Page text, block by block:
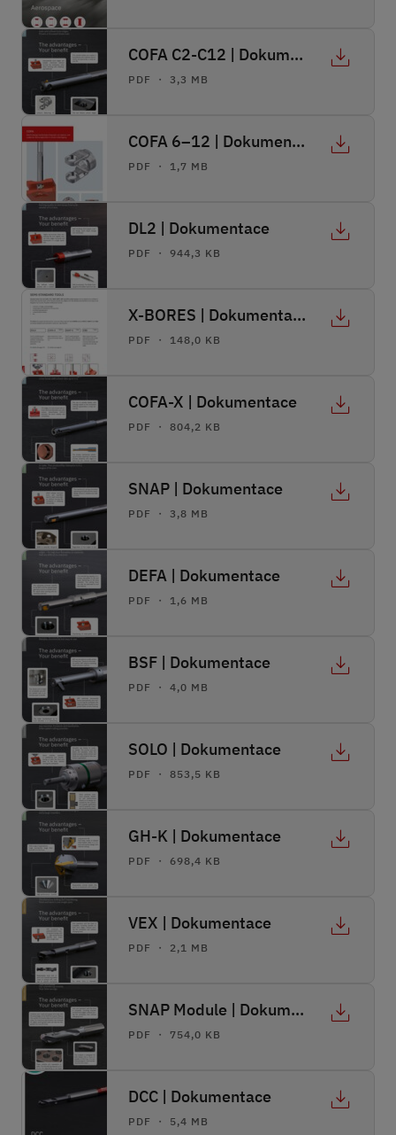
COFA C2-C12 | Dokumentace
PDF ・ 3,3 MB
COFA 6–12 | Dokumentace
PDF ・ 1,7 MB
DL2 | Dokumentace
PDF ・ 944,3 KB
X-BORES | Dokumentace
PDF ・ 148,0 KB
COFA-X | Dokumentace
PDF ・ 804,2 KB
SNAP | Dokumentace
PDF ・ 3,8 MB
DEFA | Dokumentace
PDF ・ 1,6 MB
BSF | Dokumentace
PDF ・ 4,0 MB
SOLO | Dokumentace
PDF ・ 853,5 KB
GH-K | Dokumentace
PDF ・ 698,4 KB
VEX | Dokumentace
PDF ・ 2,1 MB
SNAP Module | Dokumentace
PDF ・ 754,0 KB
DCC | Dokumentace
PDF ・ 5,4 MB